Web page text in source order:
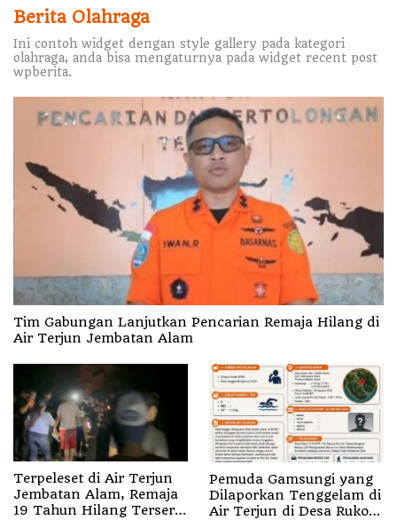
Berita Olahraga
Ini contoh widget dengan style gallery pada kategori
olahraga, anda bisa mengaturnya pada widget recent post
wpberita.
Tim Gabungan Lanjutkan Pencarian Remaja Hilang di
Air Terjun Jembatan Alam
Terpeleset di Air Terjun
Jembatan Alam, Remaja
19 Tahun Hilang Terseret
Pemuda Gamsungi yang
Dilaporkan Tenggelam di
Air Terjun di Desa Ruko